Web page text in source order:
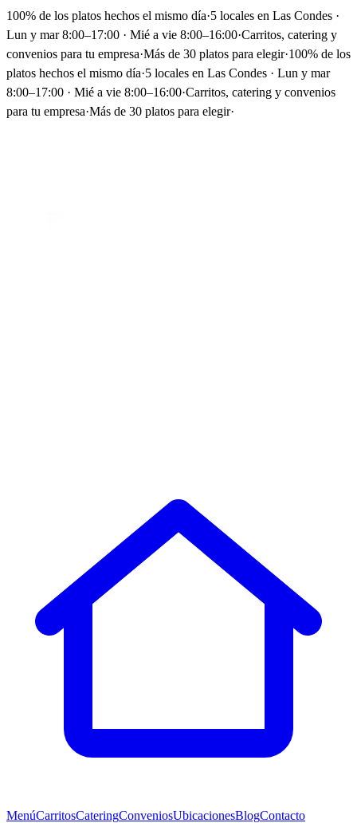
100% de los platos hechos el mismo día·5 locales en Las Condes ·
Lun y mar 8:00–17:00 · Mié a vie 8:00–16:00·Carritos, catering y
convenios para tu empresa·Más de 30 platos para elegir·100% de los
platos hechos el mismo día·5 locales en Las Condes · Lun y mar
8:00–17:00 · Mié a vie 8:00–16:00·Carritos, catering y convenios
para tu empresa·Más de 30 platos para elegir·
MenúCarritosCateringConveniosUbicacionesBlogContacto